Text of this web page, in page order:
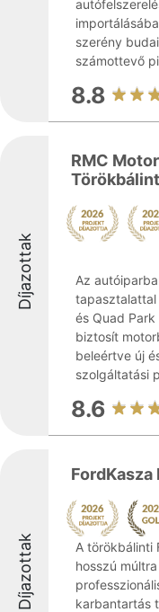
szerény
számottevő
8.8
Díjazottak
RMC
Törökbálint
Az
tapasztalattal
és Quad
biztosít
beleértve új
szolgáltatási
8.6
Díjazottak
FordKasza
A törökbálinti
hosszú
karbantartás